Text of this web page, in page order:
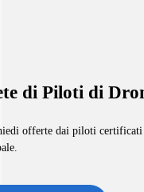
di Piloti di
offerte dai piloti certificati